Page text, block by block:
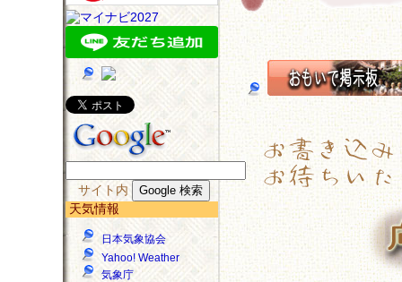
サイト内
天気情報
日本気象協会
Yahoo! Weather
気象庁